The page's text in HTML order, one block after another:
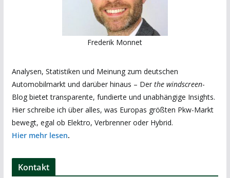
Frederik Monnet
Analysen, Statistiken und Meinung zum deutschen
Automobilmarkt und darüber hinaus – Der the windscreen-
Blog bietet transparente, fundierte und unabhängige Insights.
Hier schreibe ich über alles, was Europas größten Pkw-Markt
bewegt, egal ob Elektro, Verbrenner oder Hybrid.
Hier mehr lesen.
Kontakt